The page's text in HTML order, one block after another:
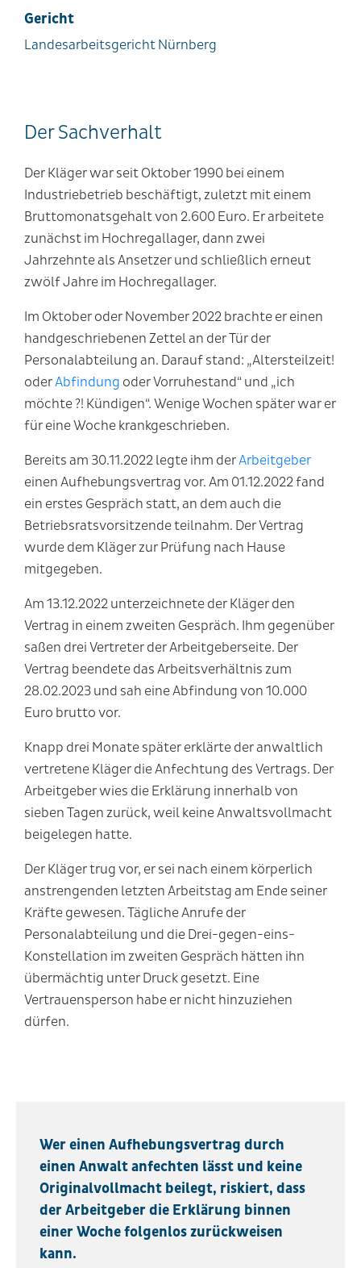
Gericht
Landesarbeitsgericht Nürnberg
Der Sachverhalt
Der Kläger war seit Oktober 1990 bei einem
Industriebetrieb beschäftigt, zuletzt mit einem
Bruttomonatsgehalt von 2.600 Euro. Er arbeitete
zunächst im Hochregallager, dann zwei
Jahrzehnte als Ansetzer und schließlich erneut
zwölf Jahre im Hochregallager.
Im Oktober oder November 2022 brachte er einen
handgeschriebenen Zettel an der Tür der
Personalabteilung an. Darauf stand: „Altersteilzeit!
oderAbfindung oder Vorruhestand“ und „ich
möchte ?! Kündigen“. Wenige Wochen später war er
für eine Woche krankgeschrieben.
Bereits am 30.11.2022 legte ihm derArbeitgeber
einen Aufhebungsvertrag vor. Am 01.12.2022 fand
ein erstes Gespräch statt, an dem auch die
Betriebsratsvorsitzende teilnahm. Der Vertrag
wurde dem Kläger zur Prüfung nach Hause
mitgegeben.
Am 13.12.2022 unterzeichnete der Kläger den
Vertrag in einem zweiten Gespräch. Ihm gegenüber
saßen drei Vertreter der Arbeitgeberseite. Der
Vertrag beendete das Arbeitsverhältnis zum
28.02.2023 und sah eine Abfindung von 10.000
Euro brutto vor.
Knapp drei Monate später erklärte der anwaltlich
vertretene Kläger die Anfechtung des Vertrags. Der
Arbeitgeber wies die Erklärung innerhalb von
sieben Tagen zurück, weil keine Anwaltsvollmacht
beigelegen hatte.
Der Kläger trug vor, er sei nach einem körperlich
anstrengenden letzten Arbeitstag am Ende seiner
Kräfte gewesen. Tägliche Anrufe der
Personalabteilung und die Drei-gegen-eins-
Konstellation im zweiten Gespräch hätten ihn
übermächtig unter Druck gesetzt. Eine
Vertrauensperson habe er nicht hinzuziehen
dürfen.
Wer einen Aufhebungsvertrag durch
einen Anwalt anfechten lässt und keine
Originalvollmacht beilegt, riskiert, dass
der Arbeitgeber die Erklärung binnen
einer Woche folgenlos zurückweisen
kann.